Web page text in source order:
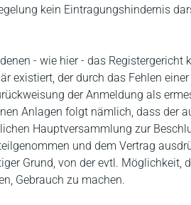
kein Eintragungshindernis
- wie hier - das Registergericht
existiert, der durch das Fehlen
der Anmeldung als
Anlagen folgt nämlich, dass der
Hauptversammlung zur
und dem Vertrag
Grund, von der evtl. Möglichkeit,
Gebrauch zu machen.